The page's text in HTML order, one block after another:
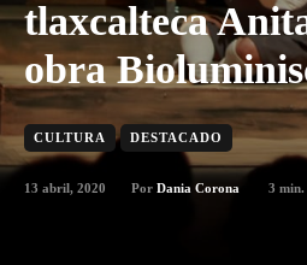
tlaxcalteca
obra
CULTURA DESTACADO
13 abril, 2020 Por Dania Corona 3 min.